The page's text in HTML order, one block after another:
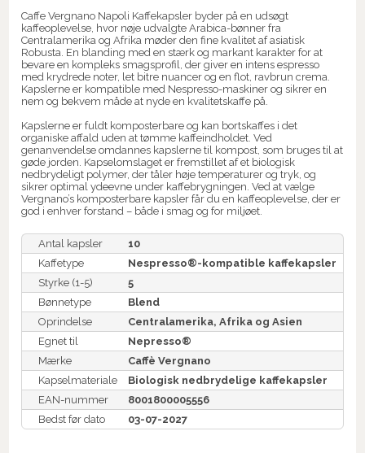
Caffe Vergnano Napoli Kaffekapsler byder på en udsøgt
kaffeoplevelse, hvor nøje udvalgte Arabica-bønner fra
Centralamerika og Afrika møder den fine kvalitet af asiatisk
Robusta. En blanding med en stærk og markant karakter for at
bevare en kompleks smagsprofil, der giver en intens espresso
med krydrede noter, let bitre nuancer og en flot, ravbrun crema.
Kapslerne er kompatible med Nespresso-maskiner og sikrer en
nem og bekvem måde at nyde en kvalitetskaffe på.
Kapslerne er fuldt komposterbare og kan bortskaffes i det
organiske affald uden at tømme kaffeindholdet. Ved
genanvendelse omdannes kapslerne til kompost, som bruges til at
gøde jorden. Kapselomslaget er fremstillet af et biologisk
nedbrydeligt polymer, der tåler høje temperaturer og tryk, og
sikrer optimal ydeevne under kaffebrygningen. Ved at vælge
Vergnano’s komposterbare kapsler får du en kaffeoplevelse, der er
god i enhver forstand – både i smag og for miljøet.
Antal kapsler
10
Kaffetype
Nespresso®-kompatible kaffekapsler
Styrke (1-5)
5
Bønnetype
Blend
Oprindelse
Centralamerika, Afrika og Asien
Egnet til
Nepresso®
Mærke
Caffè Vergnano
Kapselmateriale
Biologisk nedbrydelige kaffekapsler
EAN-nummer
8001800005556
Bedst før dato
03-07-2027